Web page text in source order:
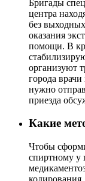
Бригады
центра
без
оказания
помощи. В
организуют
города
нужно
приезда
Какие
Чтобы
спиртному у